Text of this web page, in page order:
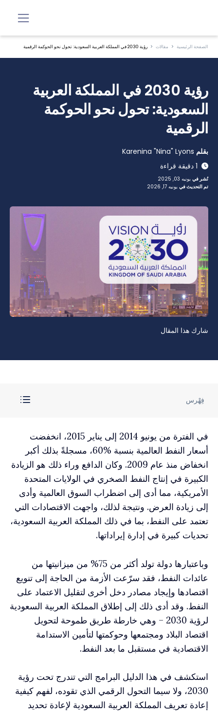
الصفحة الرئيسية مقالات رؤية 2030 في المملكة العربية السعودية: تحول نحو الحوكمة الرقمية
رؤية 2030 في المملكة العربية
السعودية: تحول نحو الحوكمة
الرقمية
بقلم
نُشر في يونيه 03, 2025
تم التحديث في يونيه 17, 2026
شارك هذا المقال
فِهْرس
في الفترة من يونيو 2014 إلى يناير 2015، انخفضت
أسعار النفط العالمية بنسبة %60، مسجلةً بذلك أكبر
انخفاض منذ عام 2009. وكان الدافع وراء ذلك هو الزيادة
الكبيرة في إنتاج النفط الصخري في الولايات المتحدة
الأمريكية، مما أدى إلى اضطراب السوق العالمية وأدى
إلى زيادة العرض. ونتيجة لذلك، واجهت الاقتصادات التي
تعتمد على النفط، بما في ذلك المملكة العربية السعودية،
تحديات كبيرة في إدارة إيراداتها.
وباعتبارها دولة تولد أكثر من 75% من ميزانيتها من
عائدات النفط، فقد سرّعت الأزمة من الحاجة إلى تنويع
اقتصادها وإيجاد مصادر دخل أخرى لتقليل الاعتماد على
النفط. وقد أدى ذلك إلى إطلاق المملكة العربية السعودية
لرؤية 2030 – وهي خارطة طريق طموحة لتحويل
اقتصاد البلاد ومجتمعها وحوكمتها لتأمين الاستدامة
الاقتصادية في مستقبل ما بعد النفط.
استكشف في هذا الدليل البرامج التي تندرج تحت رؤية
2030، ولا سيما التحول الرقمي الذي تقوده، لفهم كيفية
إعادة تعريف المملكة العربية السعودية لإعادة تحديد